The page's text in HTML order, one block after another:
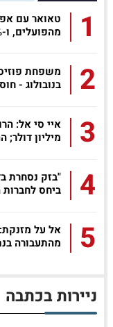
1
מהפועלים, ו-35% מאופנהיימר - מה...
2
משפחת
בנובולוג -
3
מיליון דולר;
4
"בזק נסחרת
ביחס
5
אל על
מהתעבורה
ניירות בכתבה